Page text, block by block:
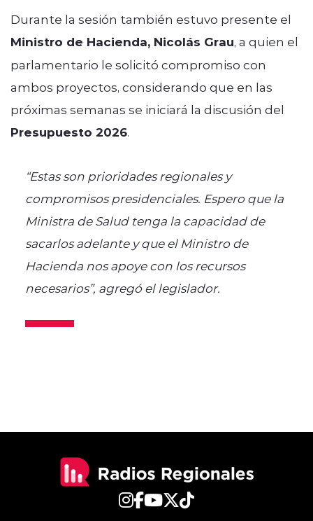
Durante la sesión también estuvo presente el
Ministro de Hacienda, Nicolás Grau, a quien el
parlamentario le solicitó compromiso con
ambos proyectos, considerando que en las
próximas semanas se iniciará la discusión del
Presupuesto 2026.
“Estas son prioridades regionales y
compromisos presidenciales. Espero que la
Ministra de Salud tenga la capacidad de
sacarlos adelante y que el Ministro de
Hacienda nos apoye con los recursos
necesarios”, agregó el legislador.